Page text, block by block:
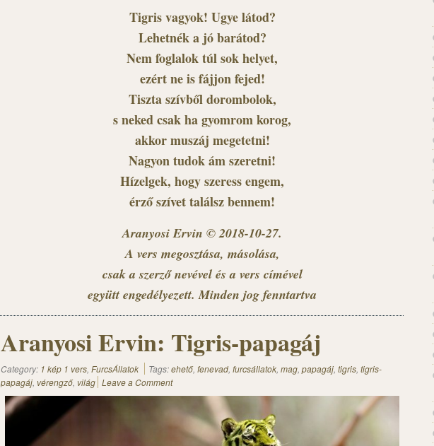
Tigris vagyok! Ugye látod?
Lehetnék a jó barátod?
Nem foglalok túl sok helyet,
ezért ne is fájjon fejed!
Tiszta szívből dorombolok,
s neked csak ha gyomrom korog,
akkor muszáj megetetni!
Nagyon tudok ám szeretni!
Hízelgek, hogy szeress engem,
érző szívet találsz bennem!
Aranyosi Ervin © 2018-10-27.
A vers megosztása, másolása,
csak a szerző nevével és a vers címével
együtt engedélyezett. Minden jog fenntartva
Aranyosi Ervin: Tigris-papagáj
Category: 1 kép 1 vers, FurcsÁllatok Tags:ehető, fenevad, furcsállatok, mag, papagáj, tigris, tigris-
papagáj, vérengző, világ Leave a Comment